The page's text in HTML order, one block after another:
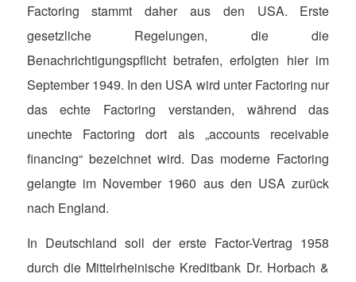
Factoring stammt daher aus den USA. Erste
gesetzliche Regelungen, die die
Benachrichtigungspflicht betrafen, erfolgten hier im
September 1949. In den USA wird unter Factoring nur
das echte Factoring verstanden, während das
unechte Factoring dort als „accounts receivable
financing“ bezeichnet wird. Das moderne Factoring
gelangte im November 1960 aus den USA zurück
nach England.
In Deutschland soll der erste Factor-Vertrag 1958
durch die Mittelrheinische Kreditbank Dr. Horbach &